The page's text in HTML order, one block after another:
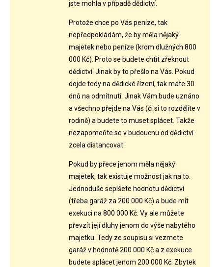
jste mohla v případě dědictví.
Protože chce po Vás peníze, tak
nepředpokládám, že by měla nějaký
majetek nebo peníze (krom dlužných 800
000 Kč). Proto se budete chtít zřeknout
dědictví. Jinak by to přešlo na Vás. Pokud
dojde tedy na dědické řízení, tak máte 30
dnů na odmítnutí. Jinak Vám bude uznáno
a všechno přejde na Vás (či si to rozdělíte v
rodině) a budete to muset splácet. Takže
nezapomeňte se v budoucnu od dědictví
zcela distancovat.
Pokud by přece jenom měla nějaký
majetek, tak existuje možnost jak na to.
Jednoduše sepíšete hodnotu dědictví
(třeba garáž za 200 000 Kč) a bude mít
exekuci na 800 000 Kč. Vy ale můžete
převzít její dluhy jenom do výše nabytého
majetku. Tedy ze soupisu si vezmete
garáž v hodnotě 200 000 Kč a z exekuce
budete splácet jenom 200 000 Kč. Zbytek